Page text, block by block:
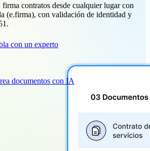
documentos con IA
firma contratos desde cualquier lugar con
(e.firma), con validación de identidad y
con un experto